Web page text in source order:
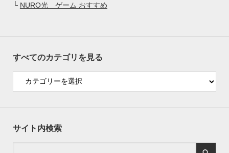
└ NURO光 ゲーム おすすめ
すべてのカテゴリを見る
サイト内検索